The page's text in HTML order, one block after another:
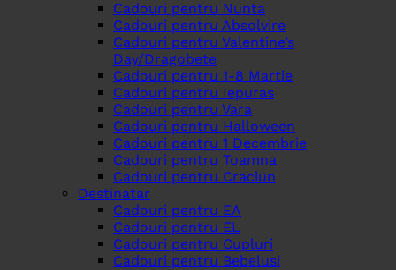
Cadouri pentru Nunta
Cadouri pentru Absolvire
Cadouri pentru Valentine’s
Day/Dragobete
Cadouri pentru 1-8 Martie
Cadouri pentru Iepuras
Cadouri pentru Vara
Cadouri pentru Halloween
Cadouri pentru 1 Decembrie
Cadouri pentru Toamna
Cadouri pentru Craciun
Destinatar
Cadouri pentru EA
Cadouri pentru EL
Cadouri pentru Cupluri
Cadouri pentru Bebelusi